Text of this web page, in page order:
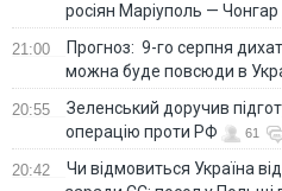
росіян Маріуполь — Чонгар
21:00
Прогноз: 9-го серпня
можна буде повсюди в
20:55
Зеленський доручив
операцію проти РФ
61
20:42
Чи відмовиться Україна